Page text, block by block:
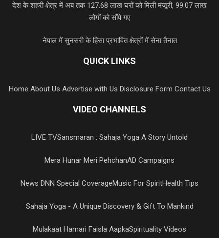
देश के शहरी क्षेत्र में अब तक 127.68 लाख घरों को मिली मंजूरी, 99.07 लाख
लोगों को सौंपे गए
नेपाल में सुनसरी के हिंसा प्रभावित क्षेत्रों में सेना तैनात
QUICK LINKS
Home About Us Advertise with Us Disclosure Form Contact Us
VIDEO CHANNELS
LIVE TVSansmaran : Sahaja Yoga A Story Untold
Mera Hunar Meri PehchanAD Campaigns
News DNN Special CoverageMusic For SpiritHealth Tips
Sahaja Yoga - A Unique Discovery & Gift To Mankind
Mulakaat Hamari Faisla AapkaSpirituality Videos